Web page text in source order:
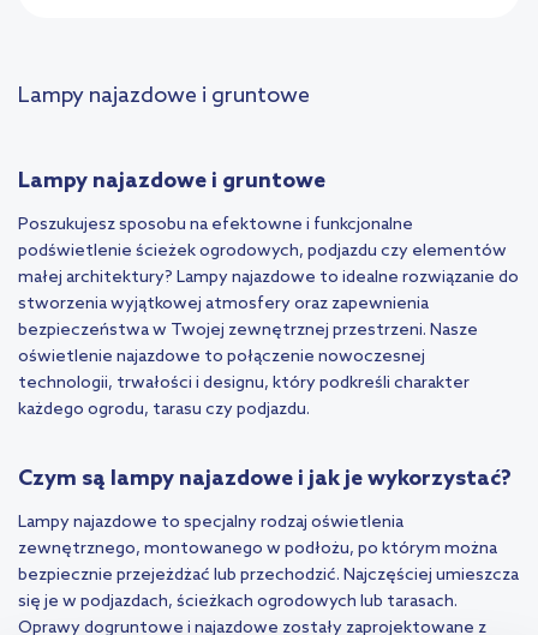
Lampy najazdowe i gruntowe
Lampy najazdowe i gruntowe
Poszukujesz sposobu na efektowne i funkcjonalne
podświetlenie ścieżek ogrodowych, podjazdu czy elementów
małej architektury? Lampy najazdowe to idealne rozwiązanie do
stworzenia wyjątkowej atmosfery oraz zapewnienia
bezpieczeństwa w Twojej zewnętrznej przestrzeni. Nasze
oświetlenie najazdowe to połączenie nowoczesnej
technologii, trwałości i designu, który podkreśli charakter
każdego ogrodu, tarasu czy podjazdu.
Czym są lampy najazdowe i jak je wykorzystać?
Lampy najazdowe to specjalny rodzaj oświetlenia
zewnętrznego, montowanego w podłożu, po którym można
bezpiecznie przejeżdżać lub przechodzić. Najczęściej umieszcza
się je w podjazdach, ścieżkach ogrodowych lub tarasach.
Oprawy dogruntowe i najazdowe zostały zaprojektowane z